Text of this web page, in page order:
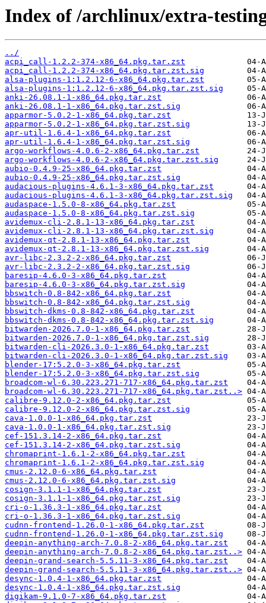
Index of /archlinux/extra-
../
acpi_call-1.2.2-374-x86_64.pkg.tar.zst
acpi_call-1.2.2-374-x86_64.pkg.tar.zst.sig
alsa-plugins-1:1.2.12-6-x86_64.pkg.tar.zst
alsa-plugins-1:1.2.12-6-x86_64.pkg.tar.zst.sig
anki-26.08.1-1-x86_64.pkg.tar.zst
anki-26.08.1-1-x86_64.pkg.tar.zst.sig
apparmor-5.0.2-1-x86_64.pkg.tar.zst
apparmor-5.0.2-1-x86_64.pkg.tar.zst.sig
apr-util-1.6.4-1-x86_64.pkg.tar.zst
apr-util-1.6.4-1-x86_64.pkg.tar.zst.sig
argo-workflows-4.0.6-2-x86_64.pkg.tar.zst
argo-workflows-4.0.6-2-x86_64.pkg.tar.zst.sig
aubio-0.4.9-25-x86_64.pkg.tar.zst
aubio-0.4.9-25-x86_64.pkg.tar.zst.sig
audacious-plugins-4.6.1-3-x86_64.pkg.tar.zst
audacious-plugins-4.6.1-3-x86_64.pkg.tar.zst.sig
audaspace-1.5.0-8-x86_64.pkg.tar.zst
audaspace-1.5.0-8-x86_64.pkg.tar.zst.sig
avidemux-cli-2.8.1-13-x86_64.pkg.tar.zst
avidemux-cli-2.8.1-13-x86_64.pkg.tar.zst.sig
avidemux-qt-2.8.1-13-x86_64.pkg.tar.zst
avidemux-qt-2.8.1-13-x86_64.pkg.tar.zst.sig
avr-libc-2.3.2-2-x86_64.pkg.tar.zst
avr-libc-2.3.2-2-x86_64.pkg.tar.zst.sig
baresip-4.6.0-3-x86_64.pkg.tar.zst
baresip-4.6.0-3-x86_64.pkg.tar.zst.sig
bbswitch-0.8-842-x86_64.pkg.tar.zst
bbswitch-0.8-842-x86_64.pkg.tar.zst.sig
bbswitch-dkms-0.8-842-x86_64.pkg.tar.zst
bbswitch-dkms-0.8-842-x86_64.pkg.tar.zst.sig
bitwarden-2026.7.0-1-x86_64.pkg.tar.zst
bitwarden-2026.7.0-1-x86_64.pkg.tar.zst.sig
bitwarden-cli-2026.3.0-1-x86_64.pkg.tar.zst
bitwarden-cli-2026.3.0-1-x86_64.pkg.tar.zst.sig
blender-17:5.2.0-3-x86_64.pkg.tar.zst
blender-17:5.2.0-3-x86_64.pkg.tar.zst.sig
broadcom-wl-6.30.223.271-717-x86_64.pkg.tar.zst
broadcom-wl-6.30.223.271-717-x86_64.pkg.tar.zst..>
calibre-9.12.0-2-x86_64.pkg.tar.zst
calibre-9.12.0-2-x86_64.pkg.tar.zst.sig
cava-1.0.0-1-x86_64.pkg.tar.zst
cava-1.0.0-1-x86_64.pkg.tar.zst.sig
cef-151.3.14-2-x86_64.pkg.tar.zst
cef-151.3.14-2-x86_64.pkg.tar.zst.sig
chromaprint-1.6.1-2-x86_64.pkg.tar.zst
chromaprint-1.6.1-2-x86_64.pkg.tar.zst.sig
cmus-2.12.0-6-x86_64.pkg.tar.zst
cmus-2.12.0-6-x86_64.pkg.tar.zst.sig
cosign-3.1.1-1-x86_64.pkg.tar.zst
cosign-3.1.1-1-x86_64.pkg.tar.zst.sig
cri-o-1.36.3-1-x86_64.pkg.tar.zst
cri-o-1.36.3-1-x86_64.pkg.tar.zst.sig
cudnn-frontend-1.26.0-1-x86_64.pkg.tar.zst
cudnn-frontend-1.26.0-1-x86_64.pkg.tar.zst.sig
deepin-anything-arch-7.0.8-2-x86_64.pkg.tar.zst
deepin-anything-arch-7.0.8-2-x86_64.pkg.tar.zst..>
deepin-grand-search-5.5.11-3-x86_64.pkg.tar.zst
deepin-grand-search-5.5.11-3-x86_64.pkg.tar.zst..>
desync-1.0.4-1-x86_64.pkg.tar.zst
desync-1.0.4-1-x86_64.pkg.tar.zst.sig
digikam-9.1.0-7-x86_64.pkg.tar.zst